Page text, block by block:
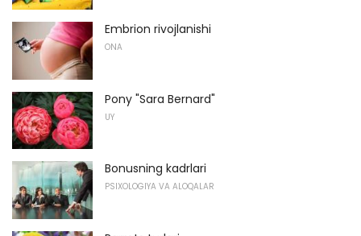
Embrion rivojlanishi
ONA
Pony "Sara Bernard"
UY
Bonusning kadrlari
PSIXOLOGIYA VA ALOQALAR